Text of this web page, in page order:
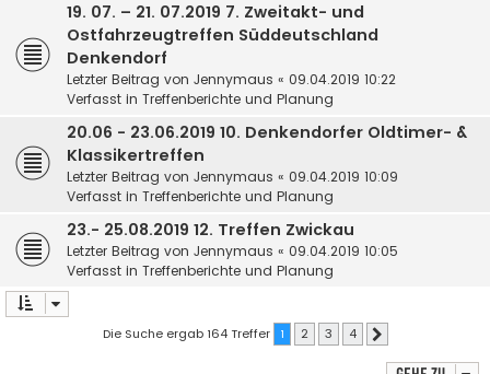
19. 07. – 21. 07.2019 7. Zweitakt- und
Ostfahrzeugtreffen Süddeutschland
Denkendorf
Letzter Beitrag von Jennymaus « 09.04.2019 10:22
Verfasst in Treffenberichte und Planung
20.06 - 23.06.2019 10. Denkendorfer Oldtimer- &
Klassikertreffen
Letzter Beitrag von Jennymaus « 09.04.2019 10:09
Verfasst in Treffenberichte und Planung
23.- 25.08.2019 12. Treffen Zwickau
Letzter Beitrag von Jennymaus « 09.04.2019 10:05
Verfasst in Treffenberichte und Planung
Die Suche ergab 164 Treffer 1 2 3 4